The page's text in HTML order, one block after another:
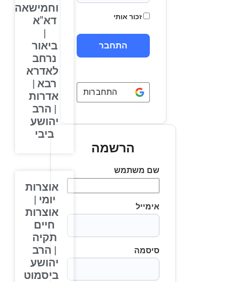
זכור אותי
התחברות באמצעותGoogle
הרשמה
שם משתמש
אימייל
סיסמה
וחמישאה
דא"א
ביאור
נרחב
לאדרא
רבא |
אדרות
| הרב
יהושע
ביבי
אוצרות
יומי |
אוצרות
חיים
תקיה
| הרב
יהושע
ביסמוט